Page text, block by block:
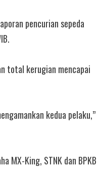
pencurian sepeda
total kerugian mencapai
kedua pelaku,”
MX-King, STNK dan BPKB